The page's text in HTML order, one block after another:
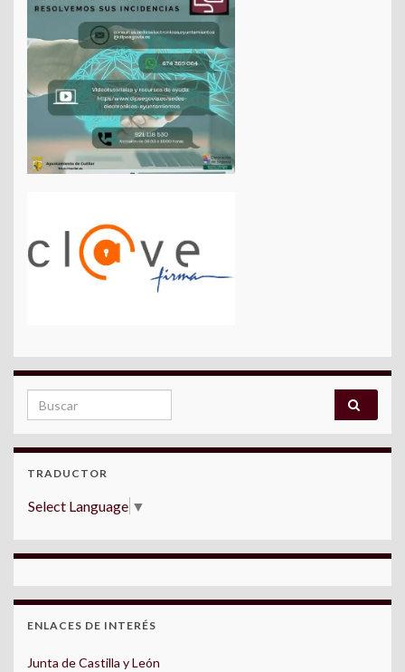
Search for:
TRADUCTOR
Select Language ▼
ENLACES DE INTERÉS
Junta de Castilla y León